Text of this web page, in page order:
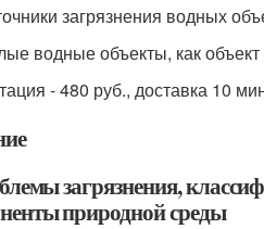
загрязнения водных
водные объекты, как
- 480 руб., доставка 10
загрязнения,
природной среды